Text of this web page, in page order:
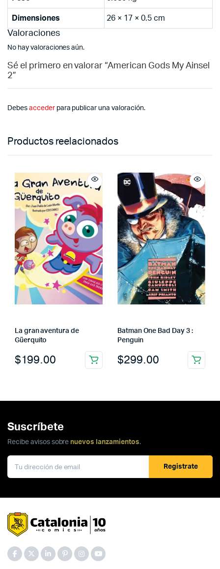
Dimensiones 26 × 17 × 0.5 cm
Valoraciones
No hay valoraciones aún.
Sé el primero en valorar “American Gods My Ainsel
2”
Debes accederpara publicar una valoración.
Productos reelacionados
La gran aventura de
Güerquito
$199.00
Batman One Bad Day 3 :
Penguin
$299.00
Suscríbete
Recibe avisos sobre nuevos lanzamientos.
Registrate